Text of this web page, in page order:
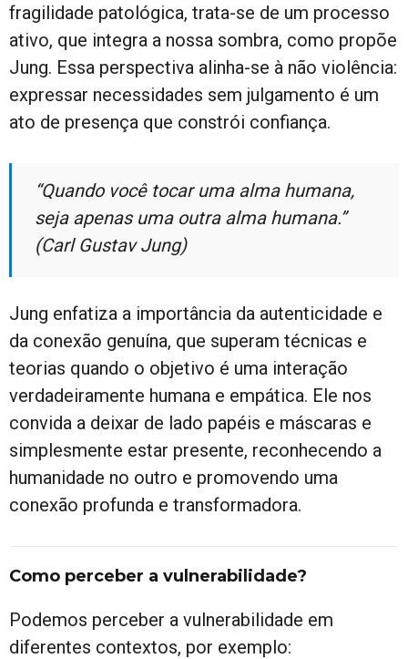
fragilidade patológica, trata-se de um processo
ativo, que integra a nossa sombra, como propõe
Jung. Essa perspectiva alinha-se à não violência:
expressar necessidades sem julgamento é um
ato de presença que constrói confiança.
“Quando você tocar uma alma humana,
seja apenas uma outra alma humana.”
(Carl Gustav Jung)
Jung enfatiza a importância da autenticidade e
da conexão genuína, que superam técnicas e
teorias quando o objetivo é uma interação
verdadeiramente humana e empática. Ele nos
convida a deixar de lado papéis e máscaras e
simplesmente estar presente, reconhecendo a
humanidade no outro e promovendo uma
conexão profunda e transformadora.
Como perceber a vulnerabilidade?
Podemos perceber a vulnerabilidade em
diferentes contextos, por exemplo: